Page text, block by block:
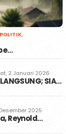
POLITIK,
2 Januari 2026
SIA…
2025
Reynold…